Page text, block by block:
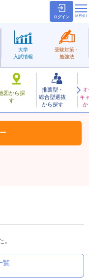
ログイン
図から探
す
推薦型・
総合型選抜
から探す
キ
か
大学
入試情報
受験対策・
勉強法
お気に入り
覧